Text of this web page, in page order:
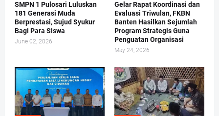
SMPN 1 Pulosari Luluskan
181 Generasi Muda
Berprestasi, Sujud Syukur
Bagi Para Siswa
June 02, 2026
Gelar Rapat Koordinasi dan
Evaluasi Triwulan, FKBN
Banten Hasilkan Sejumlah
Program Strategis Guna
Penguatan Organisasi
May 24, 2026